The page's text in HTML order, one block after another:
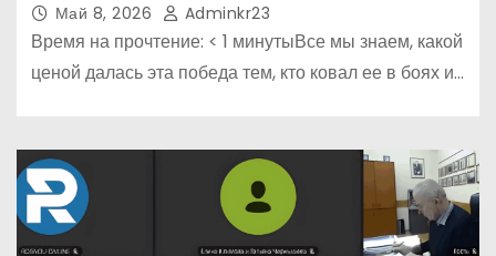
Май 8, 2026 Adminkr23
Время на прочтение: < 1 минутыВсе мы знаем, какой
ценой далась эта победа тем, кто ковал ее в боях и…